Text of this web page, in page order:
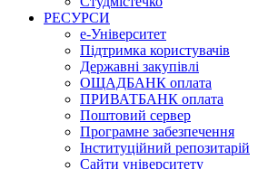
РЕСУРСИ
е-Університет
Підтримка користувачів
Державні закупівлі
ОЩАДБАНК оплата
ПРИВАТБАНК оплата
Поштовий сервер
Програмне забезпечення
Інституційний репозитарій
Сайти університету